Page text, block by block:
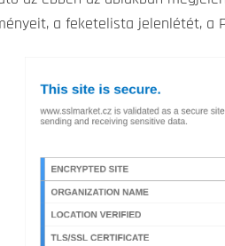
a feketelista jelenlétét, a